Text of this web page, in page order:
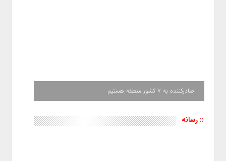
صادرکننده به ۷ کشور منطقه هستیم
:: رسانه